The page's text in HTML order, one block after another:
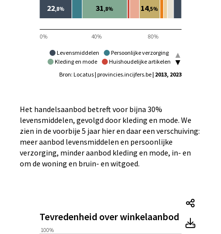
Levensmiddelen
Persoonlijke verzorging
Kleding en mode
Huishoudelijke artikelen
Doe-het-zelf Overige
0% 40% 80%
22,8% 31,8% 14,5%
Bron: Locatus | provincies.incijfers.be| 2013, 2023
Het handelsaanbod betreft voor bijna 30%
levensmiddelen, gevolgd door kleding en mode. We
zien in de voorbije 5 jaar hier en daar een verschuiving:
meer aanbod levensmiddelen en persoonlijke
verzorging, minder aanbod kleding en mode, in- en
om de woning en bruin- en witgoed.
Tevredenheid over winkelaanbod
100%